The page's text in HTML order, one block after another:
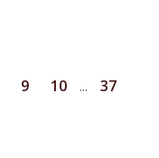
9 10 ... 37